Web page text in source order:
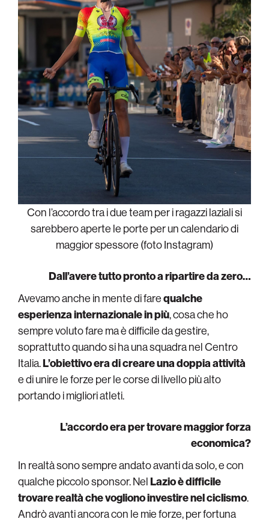
Con l’accordo tra i due team per i ragazzi laziali si
sarebbero aperte le porte per un calendario di
maggior spessore (foto Instagram)
Dall’avere tutto pronto a ripartire da zero…
Avevamo anche in mente di farequalche
esperienza internazionale in più, cosa che ho
sempre voluto fare ma è difficile da gestire,
soprattutto quando si ha una squadra nel Centro
Italia.L’obiettivo era di creare una doppia attività
e di unire le forze per le corse di livello più alto
portando i migliori atleti.
L’accordo era per trovare maggior forza
economica?
In realtà sono sempre andato avanti da solo, e con
qualche piccolo sponsor. NelLazio è difficile
trovare realtà che vogliono investire nel ciclismo.
Andrò avanti ancora con le mie forze, per fortuna